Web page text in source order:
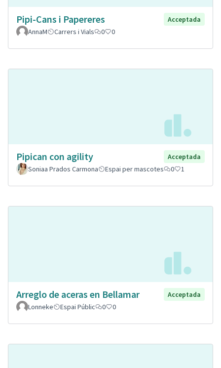
Pipi-Cans i Papereres
Acceptada
AnnaM
Carrers i Vials 0 0
Pipican con agility
Acceptada
Soniaa Prados Carmona
Espai per mascotes 0 1
Arreglo de aceras en Bellamar
Acceptada
Lonneke
Espai Públic 0 0